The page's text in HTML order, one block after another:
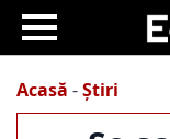
Acasă -Știri